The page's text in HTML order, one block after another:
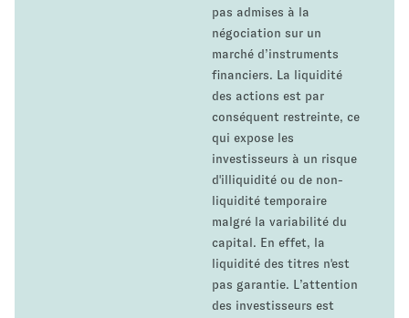
pas admises à la
négociation sur un
marché d’instruments
financiers. La liquidité
des actions est par
conséquent restreinte, ce
qui expose les
investisseurs à un risque
d'illiquidité ou de non-
liquidité temporaire
malgré la variabilité du
capital. En effet, la
liquidité des titres n'est
pas garantie. L’attention
des investisseurs est